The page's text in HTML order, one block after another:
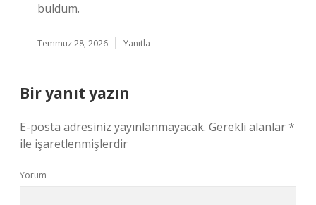
buldum.
Temmuz 28, 2026 Yanıtla
Bir yanıt yazın
E-posta adresiniz yayınlanmayacak. Gerekli alanlar*
ile işaretlenmişlerdir
Yorum